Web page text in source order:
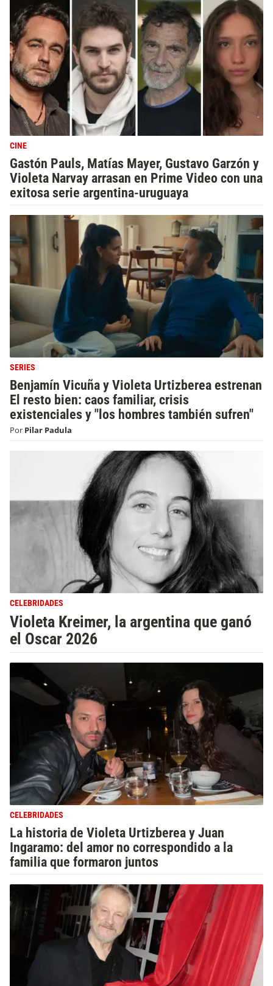
CINE
Gastón Pauls, Matías Mayer, Gustavo Garzón y
Violeta Narvay arrasan en Prime Video con una
exitosa serie argentina-uruguaya
SERIES
Benjamín Vicuña y Violeta Urtizberea estrenan
El resto bien: caos familiar, crisis
existenciales y "los hombres también sufren"
Por Pilar Padula
CELEBRIDADES
Violeta Kreimer, la argentina que ganó
el Oscar 2026
CELEBRIDADES
La historia de Violeta Urtizberea y Juan
Ingaramo: del amor no correspondido a la
familia que formaron juntos